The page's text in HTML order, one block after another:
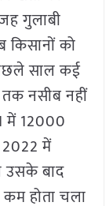
गुलाबी
को
साल कई
नसीब नहीं
में 12000
2022 में
उसके बाद
कम होता चला